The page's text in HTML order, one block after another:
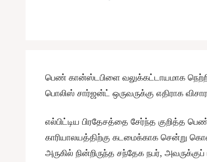
பெண் கான்ஸ்டபிளை வலுக்கட்டாயமாக
பொலிஸ் சார்ஜன்ட் ஒருவருக்கு எதிராக
எல்பிட்டிய பிரதேசத்தை சேர்ந்த குறித்த
காரியாலயத்திற்கு கடமைக்காக சென்று
அருகில் நின்றிருந்த சந்தேக நபர்,